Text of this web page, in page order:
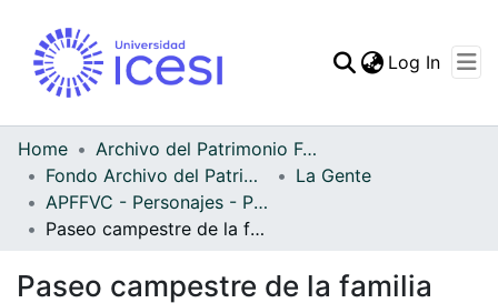
Statistics
Log In
Home
Archivo del Patrimonio Fotográfico y Fílmico del Valle del Cauca
Fondo Archivo del Patrimonio Fotográfico y Fílmico del Valle del Cauca
La Gente
APFFVC - Personajes - Patrimonial
Paseo campestre de la familia Aragón
Paseo campestre de la familia